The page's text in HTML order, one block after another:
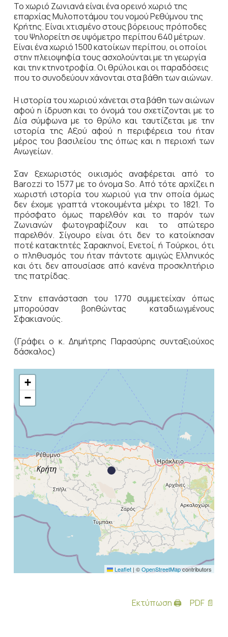
Το χωριό Ζωνιανά είναι ένα ορεινό χωριό της
επαρχίας Μυλοποτάμου του νομού Ρεθύμνου της
Κρήτης. Είναι χτισμένο στους βόρειους πρόποδες
του Ψηλορείτη σε υψόμετρο περίπου 640 μέτρων.
Είναι ένα χωριό 1500 κατοίκων περίπου, οι οποίοι
στην πλειοψηφία τους ασχολούνται με τη γεωργία
και την κτηνοτροφία. Οι θρύλοι και οι παραδόσεις
που το συνοδεύουν χάνονται στα βάθη των αιώνων.
Η ιστορία του χωριού χάνεται στα βάθη των αιώνων
αφού η ίδρυση και το όνομά του σχετίζονται με το
Δία σύμφωνα με το θρύλο και ταυτίζεται με την
ιστορία της Αξού αφού η περιφέρεια του ήταν
μέρος του βασιλείου της όπως και η περιοχή των
Ανωγείων.
Σαν ξεχωριστός οικισμός αναφέρεται από το
Barozzi το 1577 με το όνομα So. Από τότε αρχίζει η
χωριστή ιστορία του χωριού για την οποία όμως
δεν έχομε γραπτά ντοκουμέντα μέχρι το 1821. Το
πρόσφατο όμως παρελθόν και το παρόν των
Ζωνιανών φωτογραφίζουν και το απώτερο
παρελθόν. Σίγουρο είναι ότι δεν το κατοίκησαν
ποτέ κατακτητές Σαρακηνοί, Ενετοί, ή Τούρκοι, ότι
ο πληθυσμός του ήταν πάντοτε αμιγώς Ελληνικός
και ότι δεν απουσίασε από κανένα προσκλητήριο
της πατρίδας.
Στην επανάσταση του 1770 συμμετείχαν όπως
μπορούσαν βοηθώντας καταδιωγμένους
Σφακιανούς.
(Γράφει ο κ. Δημήτρης Παρασύρης συνταξιούχος
δάσκαλος)
+
−
Leaflet | ©OpenStreetMapcontributors
Εκτύπωση 🖨 PDF 📄